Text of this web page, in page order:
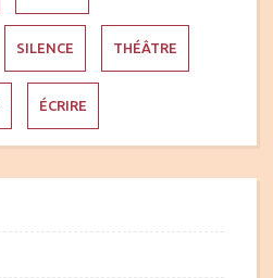
SILENCE THÉÂTRE
ÉCRIRE